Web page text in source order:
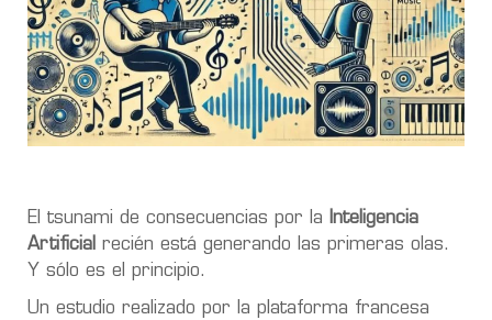
El tsunami de consecuencias por la
Inteligencia
Artificial recién está generando las primeras olas.
Y sólo es el principio.
Un estudio realizado por la plataforma francesa